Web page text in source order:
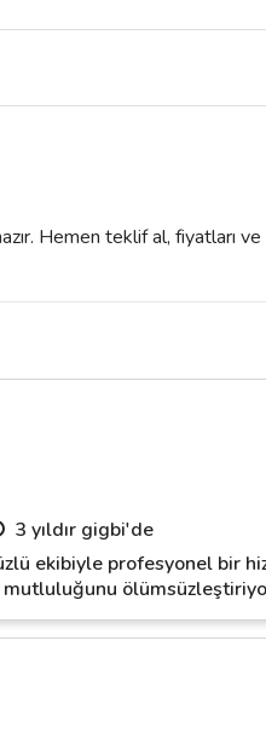
Hemen teklif al, fiyatları ve
3 yıldır gigbi'de
ekibiyle profesyonel bir